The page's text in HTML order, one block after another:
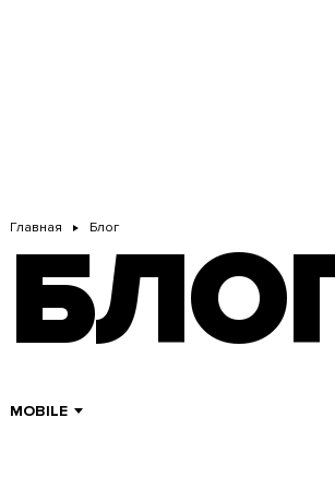
Главная Блог
MOBILE